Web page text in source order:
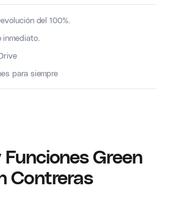
Green
Contreras
del 100%.
para siempre